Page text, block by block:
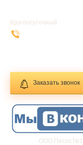
Круглосуточный
Заказать звонок
ООО Песок №1